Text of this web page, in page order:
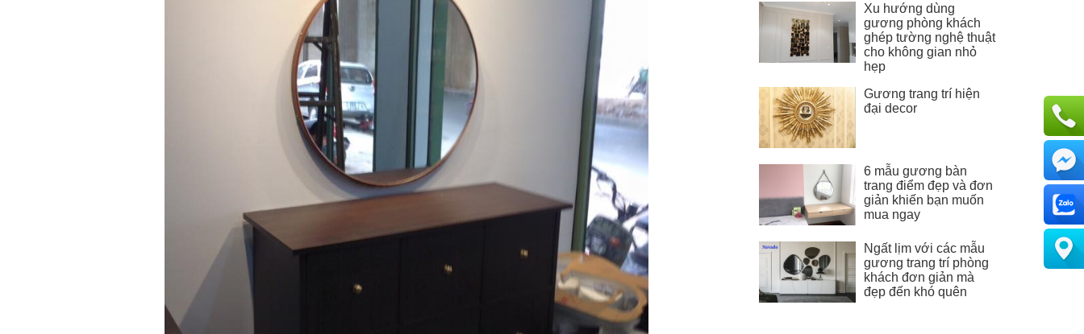
Xu hướng dùng
gương phòng khách
ghép tường nghệ thuật
cho không gian nhỏ
hẹp
Gương trang trí hiện
đại decor
6 mẫu gương bàn
trang điểm đẹp và đơn
giản khiến bạn muốn
mua ngay
Ngất lịm với các mẫu
gương trang trí phòng
khách đơn giản mà
đẹp đến khó quên